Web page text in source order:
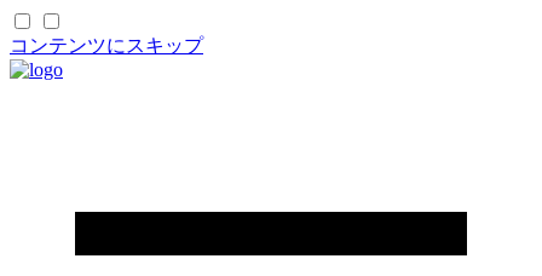
コンテンツにスキップ